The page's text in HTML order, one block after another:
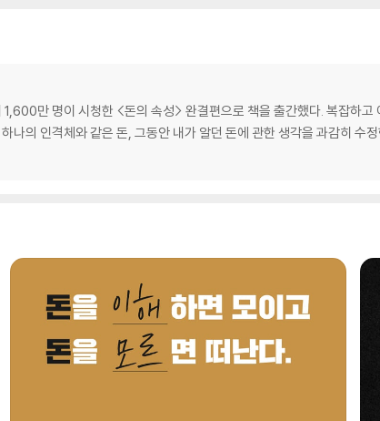
1,600만 명이 시청한 <돈의 속성> 완결편으로 책을 출간했다. 복잡하고
나의 인격체와 같은 돈, 그동안 내가 알던 돈에 관한 생각을 과감히 수